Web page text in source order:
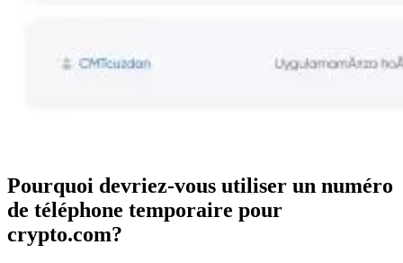
Pourquoi devriez-vous utiliser un numéro
de téléphone temporaire pour
crypto.com?